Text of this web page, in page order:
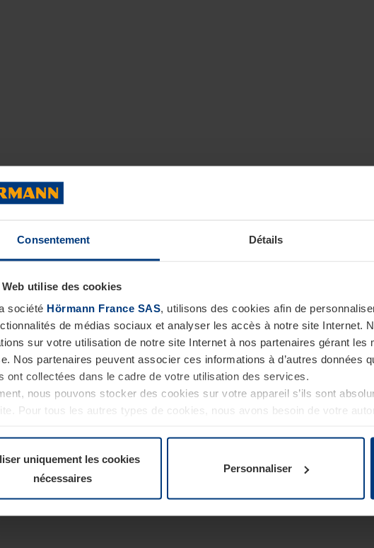
Consentement Détails
utilise des cookies
société Hörmann France SAS, utilisons des cookies afin de
de médias sociaux et analyser les accès à notre site Internet.
sur votre utilisation de notre site Internet à nos partenaires gérant les
Nos partenaires peuvent associer ces informations à d’autres données
ont collectées dans le cadre de votre utilisation des services.
nous pouvons stocker des cookies sur votre appareil s’ils sont
Pour tous les autres types de cookies, nous avons besoin de votre
uniquement les cookies
nécessaires
Personnaliser